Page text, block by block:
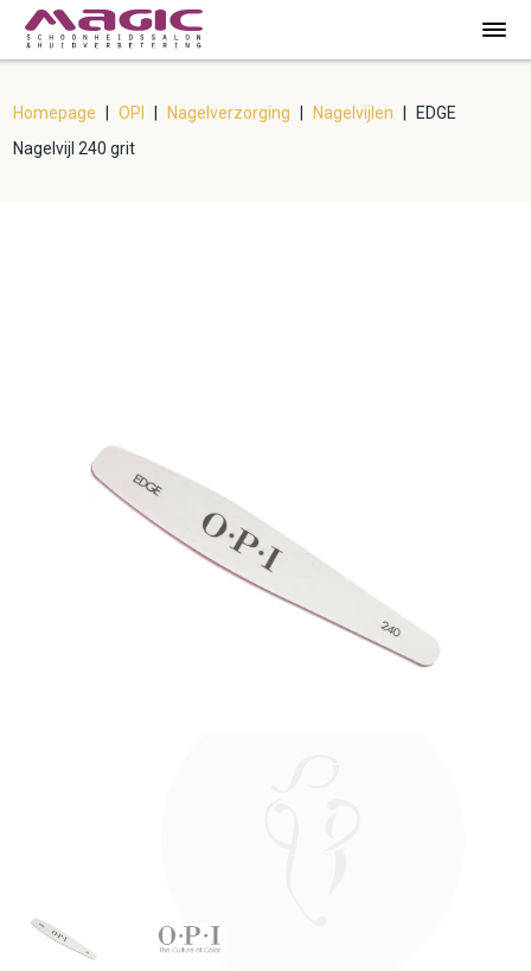
Homepage OPI Nagelverzorging Nagelvijlen
EDGE
Nagelvijl 240 grit